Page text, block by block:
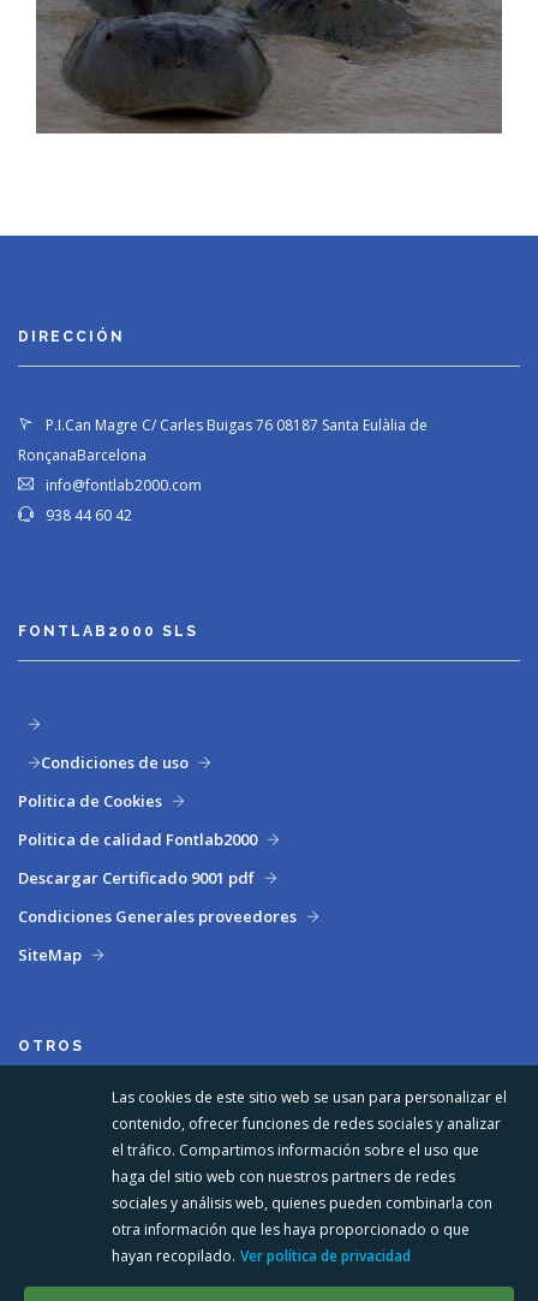
DIRECCIÓN
P.I.Can Magre C/ Carles Buigas 76 08187 Santa Eulàlia de
RonçanaBarcelona
info@fontlab2000.com
938 44 60 42
FONTLAB2000 SLS
Condiciones de uso
Politica de Cookies
Politica de calidad Fontlab2000
Descargar Certificado 9001 pdf
Condiciones Generales proveedores
SiteMap
OTROS
Las cookies de este sitio web se usan para personalizar el
contenido, ofrecer funciones de redes sociales y analizar
el tráfico. Compartimos información sobre el uso que
haga del sitio web con nuestros partners de redes
sociales y análisis web, quienes pueden combinarla con
otra información que les haya proporcionado o que
hayan recopilado. Ver política de privacidad